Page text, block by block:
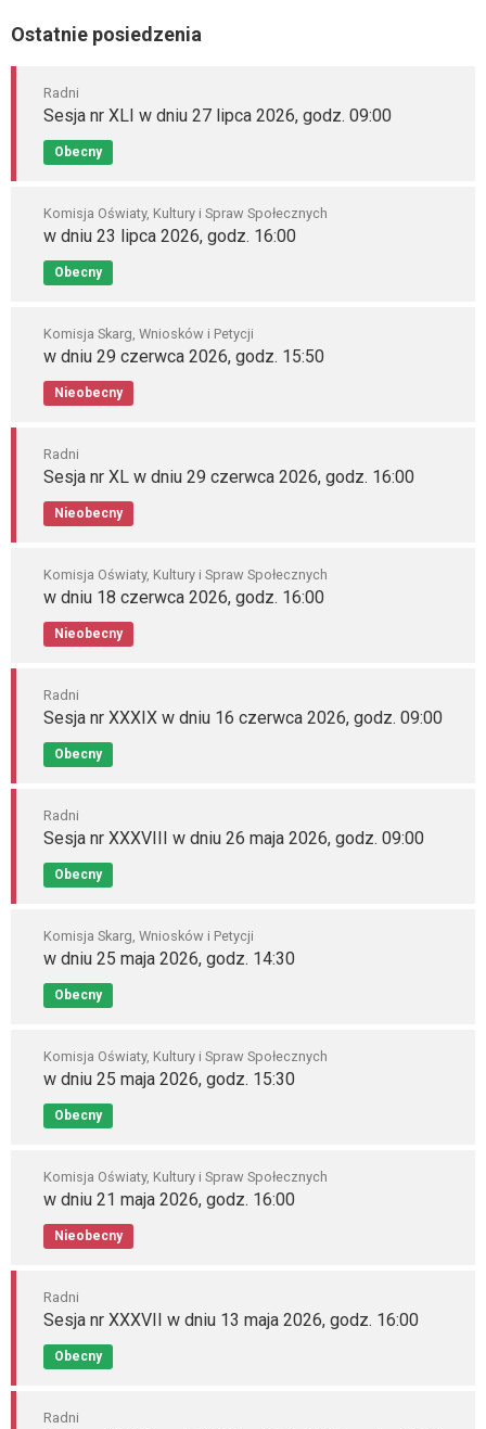
Ostatnie posiedzenia
Radni
Sesja nr XLI w dniu 27 lipca 2026, godz. 09:00
Obecny
Komisja Oświaty, Kultury i Spraw Społecznych
w dniu 23 lipca 2026, godz. 16:00
Obecny
Komisja Skarg, Wniosków i Petycji
w dniu 29 czerwca 2026, godz. 15:50
Nieobecny
Radni
Sesja nr XL w dniu 29 czerwca 2026, godz. 16:00
Nieobecny
Komisja Oświaty, Kultury i Spraw Społecznych
w dniu 18 czerwca 2026, godz. 16:00
Nieobecny
Radni
Sesja nr XXXIX w dniu 16 czerwca 2026, godz. 09:00
Obecny
Radni
Sesja nr XXXVIII w dniu 26 maja 2026, godz. 09:00
Obecny
Komisja Skarg, Wniosków i Petycji
w dniu 25 maja 2026, godz. 14:30
Obecny
Komisja Oświaty, Kultury i Spraw Społecznych
w dniu 25 maja 2026, godz. 15:30
Obecny
Komisja Oświaty, Kultury i Spraw Społecznych
w dniu 21 maja 2026, godz. 16:00
Nieobecny
Radni
Sesja nr XXXVII w dniu 13 maja 2026, godz. 16:00
Obecny
Radni